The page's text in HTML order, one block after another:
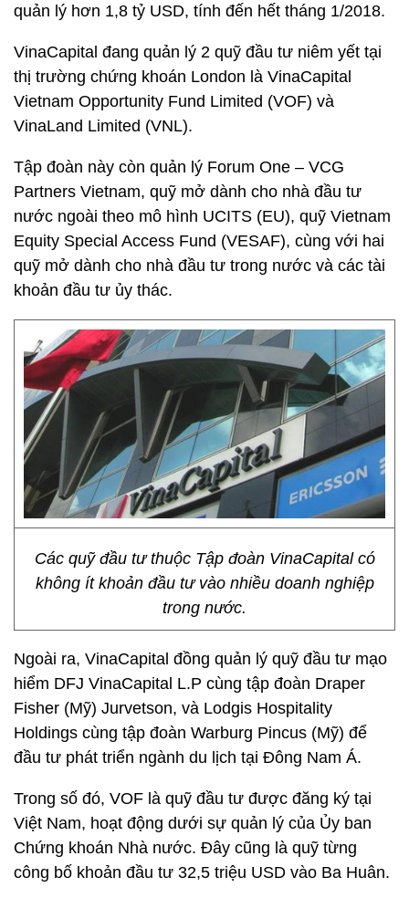
quản lý hơn 1,8 tỷ USD, tính đến hết tháng 1/2018.
VinaCapital đang quản lý 2 quỹ đầu tư niêm yết tại
thị trường chứng khoán London là VinaCapital
Vietnam Opportunity Fund Limited (VOF) và
VinaLand Limited (VNL).
Tập đoàn này còn quản lý Forum One – VCG
Partners Vietnam, quỹ mở dành cho nhà đầu tư
nước ngoài theo mô hình UCITS (EU), quỹ Vietnam
Equity Special Access Fund (VESAF), cùng với hai
quỹ mở dành cho nhà đầu tư trong nước và các tài
khoản đầu tư ủy thác.
Các quỹ đầu tư thuộc Tập đoàn VinaCapital có
không ít khoản đầu tư vào nhiều doanh nghiệp
trong nước.
Ngoài ra, VinaCapital đồng quản lý quỹ đầu tư mạo
hiểm DFJ VinaCapital L.P cùng tập đoàn Draper
Fisher (Mỹ) Jurvetson, và Lodgis Hospitality
Holdings cùng tập đoàn Warburg Pincus (Mỹ) để
đầu tư phát triển ngành du lịch tại Đông Nam Á.
Trong số đó, VOF là quỹ đầu tư được đăng ký tại
Việt Nam, hoạt động dưới sự quản lý của Ủy ban
Chứng khoán Nhà nước. Đây cũng là quỹ từng
công bố khoản đầu tư 32,5 triệu USD vào Ba Huân.